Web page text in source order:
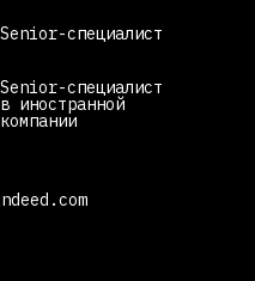
Senior-специалист
в иностранной
компании
Senior-специалист